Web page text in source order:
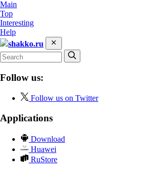
Main
Top
Interesting
Help
shakko.ru
Follow us:
Follow us on Twitter
Applications
Download
Huawei
RuStore